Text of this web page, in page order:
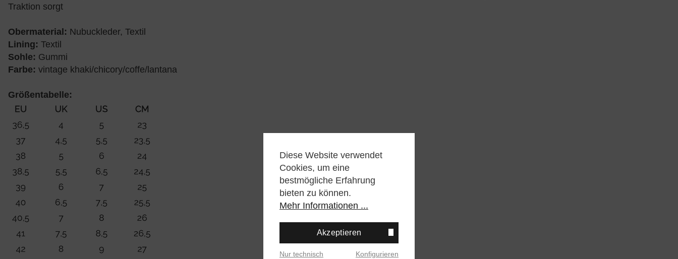
Traktion sorgt
Obermaterial: Nubuckleder, Textil
Lining: Textil
Sohle: Gummi
Farbe: vintage khaki/chicory/coffe/lantana
Größentabelle:
Diese Website verwendet
Cookies, um eine
bestmögliche Erfahrung
bieten zu können.
Mehr Informationen ...
Akzeptieren
Nur technisch
Konfigurieren